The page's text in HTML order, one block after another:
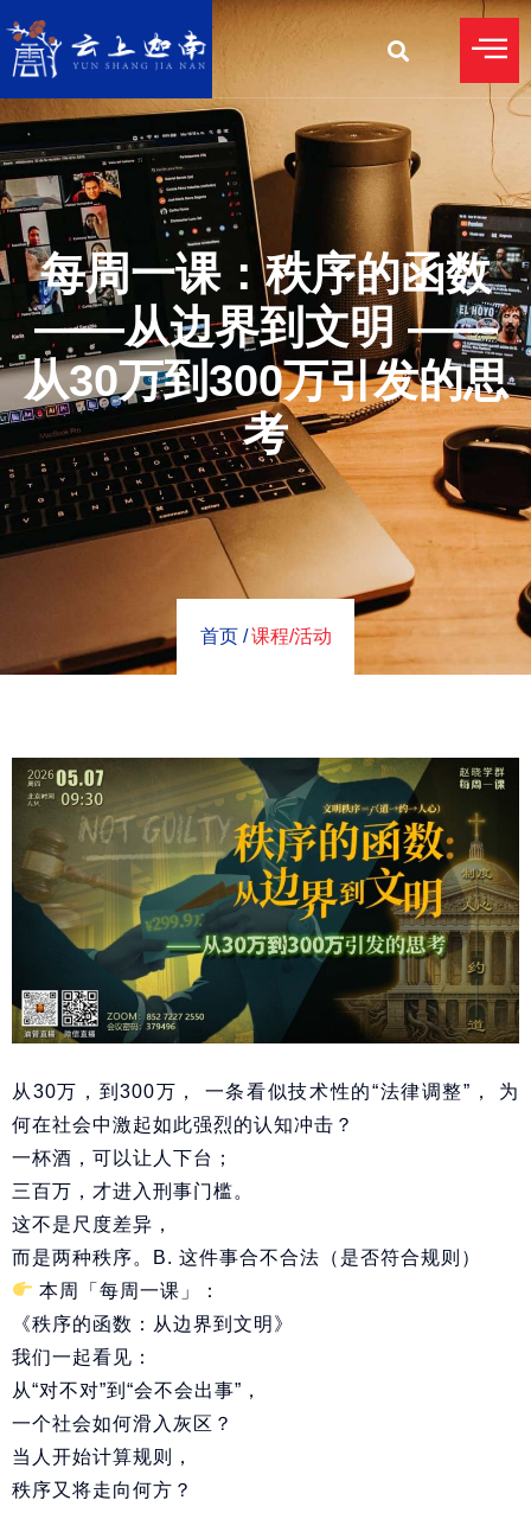
每周一课：秩序的函数
——从边界到文明 ——
从30万到300万引发的思
考
首页 / 课程/活动
从30万，到300万， 一条看似技术性的“法律调整”， 为
何在社会中激起如此强烈的认知冲击？
一杯酒，可以让人下台；
三百万，才进入刑事门槛。
这不是尺度差异，
而是两种秩序。B. 这件事合不合法（是否符合规则）
本周「每周一课」：
《秩序的函数：从边界到文明》
我们一起看见：
从“对不对”到“会不会出事”，
一个社会如何滑入灰区？
当人开始计算规则，
秩序又将走向何方？